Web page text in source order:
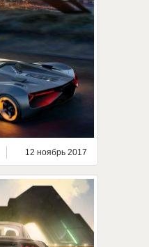
12 ноябрь 2017